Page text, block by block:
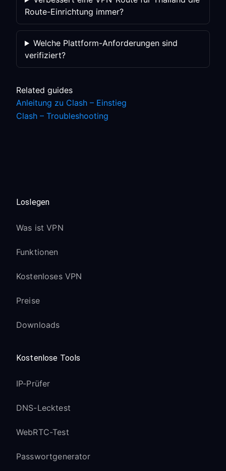
Route-Einrichtung immer?
Welche Plattform-Anforderungen sind
verifiziert?
Related guides
Anleitung zu Clash – Einstieg
Clash – Troubleshooting
Loslegen
Was ist VPN
Funktionen
Kostenloses VPN
Preise
Downloads
Kostenlose Tools
IP-Prüfer
DNS-Lecktest
WebRTC-Test
Passwortgenerator